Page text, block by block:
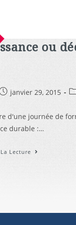
ou
janvier 29, 2015
d'une journée de
durable :…
Lecture